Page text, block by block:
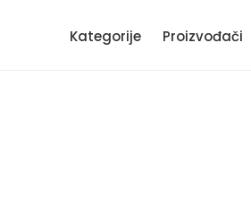
Kategorije Proizvođači